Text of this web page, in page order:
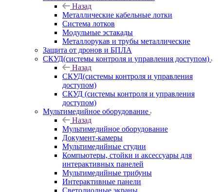
Назад
Металлические кабельные лотки
Система лотков
Модульные эстакады
Металлорукав и трубы металлические
Защита от дронов и БПЛА
СКУД(системы контроля и управления доступом)
Назад
СКУД(системы контроля и управления
доступом)
СКУД (системы контроля и управления
доступом)
Мультимедийное оборудование
Назад
Мультимедийное оборудование
Документ-камеры
Мультимедийные студии
Компьютеры, стойки и аксессуары для
интерактивных панелей
Мультимедийные трибуны
Интерактивные панели
Светодиодные экраны